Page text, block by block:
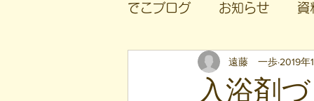
でこブログ お知らせ 資
入浴剤
遠藤 一歩 2019年